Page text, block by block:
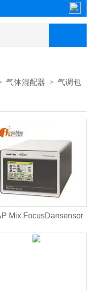
气体混配器 >气调包
Mix FocusDansensor
气体混配器